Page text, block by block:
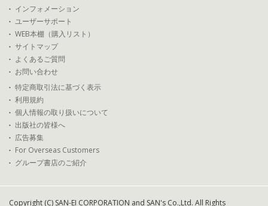
インフォメーション
ユーザーサポート
WEB本棚（購入リスト）
サイトマップ
よくあるご質問
お問い合わせ
特定商取引法に基づく表示
利用規約
個人情報の取り扱いについて
出版社の皆様へ
広告募集
For Overseas Customers
グループ書店のご紹介
Copyright (C) SAN-EI CORPORATION and SAN's Co.,Ltd. All Rights